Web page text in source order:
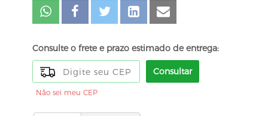
Consulte o frete e prazo estimado de entrega:
Consultar
Não sei meu CEP